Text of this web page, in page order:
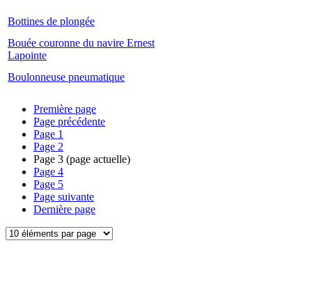
Bottines de plongée
Bouée couronne du navire Ernest
Lapointe
Boulonneuse pneumatique
Première page
Page précédente
Page 1
Page 2
Page 3 (page actuelle)
Page 4
Page 5
Page suivante
Dernière page